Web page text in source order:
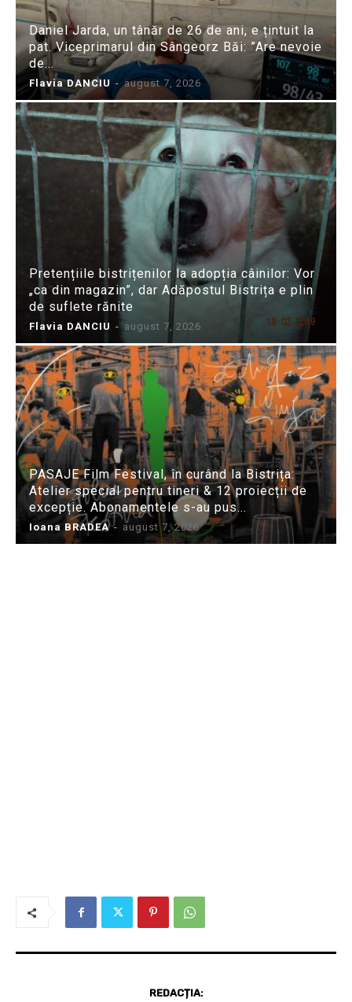
Daniel Jarda, un tânăr de 26 de ani, e țintuit la
pat. Viceprimarul din Sângeorz Băi: ”Are nevoie
de...
Flavia DANCIU - august 7, 2026
Pretențiile bistrițenilor la adopția câinilor: Vor
„ca din magazin”, dar Adăpostul Bistrița e plin
de suflete rănite
Flavia DANCIU - august 7, 2026
PASAJE Film Festival, în curând la Bistrița:
Atelier special pentru tineri & 12 proiecții de
excepție. Abonamentele s-au pus...
Ioana BRADEA - august 7, 2026
REDACȚIA: